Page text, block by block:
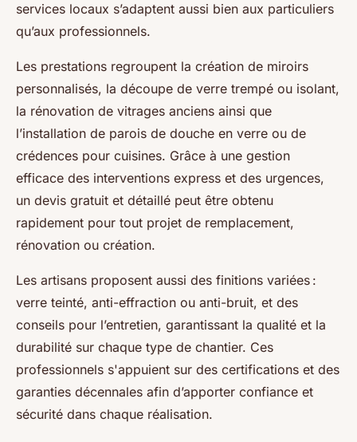
services locaux s’adaptent aussi bien aux particuliers
qu’aux professionnels.
Les prestations regroupent la création de miroirs
personnalisés, la découpe de verre trempé ou isolant,
la rénovation de vitrages anciens ainsi que
l’installation de parois de douche en verre ou de
crédences pour cuisines. Grâce à une gestion
efficace des interventions express et des urgences,
un devis gratuit et détaillé peut être obtenu
rapidement pour tout projet de remplacement,
rénovation ou création.
Les artisans proposent aussi des finitions variées :
verre teinté, anti-effraction ou anti-bruit, et des
conseils pour l’entretien, garantissant la qualité et la
durabilité sur chaque type de chantier. Ces
professionnels s'appuient sur des certifications et des
garanties décennales afin d’apporter confiance et
sécurité dans chaque réalisation.